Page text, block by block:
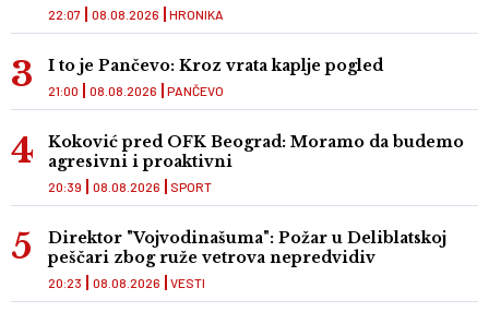
HRONIKA
22:07 08.08.2026
I to je Pančevo: Kroz vrata kaplje pogled
PANČEVO
21:00 08.08.2026
Koković pred OFK Beograd: Moramo da budemo
agresivni i proaktivni
SPORT
20:39 08.08.2026
Direktor "Vojvodinašuma": Požar u Deliblatskoj
peščari zbog ruže vetrova nepredvidiv
VESTI
20:23 08.08.2026